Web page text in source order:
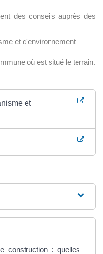
des conseils auprès des
et d'environnement
où est situé le terrain.
et
construction : quelles